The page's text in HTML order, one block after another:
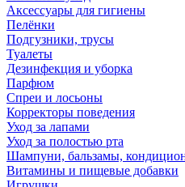
Аксессуары для гигиены
Пелёнки
Подгузники, трусы
Туалеты
Дезинфекция и уборка
Парфюм
Спреи и лосьоны
Корректоры поведения
Уход за лапами
Уход за полостью рта
Шампуни, бальзамы,
Витамины и пищевые добавки